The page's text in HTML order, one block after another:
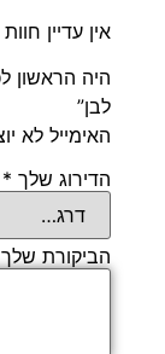
אין עדיין
היה הראשון
לבן”
האימייל לא
הדירוג שלך *
הביקורת שלך